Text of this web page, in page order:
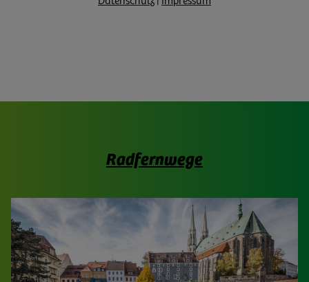
Radfernwege